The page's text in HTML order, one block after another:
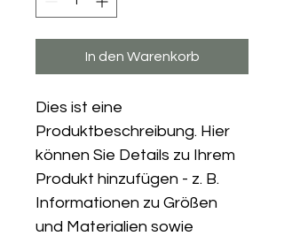
In den Warenkorb
Dies ist eine
Produktbeschreibung. Hier
können Sie Details zu Ihrem
Produkt hinzufügen - z. B.
Informationen zu Größen
und Materialien sowie